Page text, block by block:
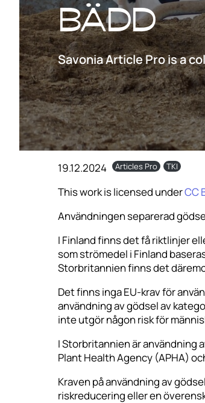
bädd
Savonia Article Pro is a
19.12.2024 Articles Pro TKI
This work is licensed underCC
Användningen separerad
I Finland finns det få riktlinjer
som strömedel i Finland
Storbritannien finns det
Det finns inga EU-krav för
användning av gödsel av
inte utgör någon risk för
I Storbritannien är användning
Plant Health Agency (APHA)
Kraven på användning av
riskreducering eller en